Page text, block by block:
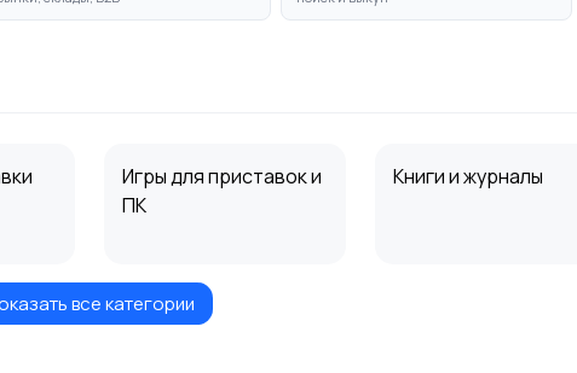
Игры для приставок и
ПК
Книги и журналы
Настольные игры
все категории